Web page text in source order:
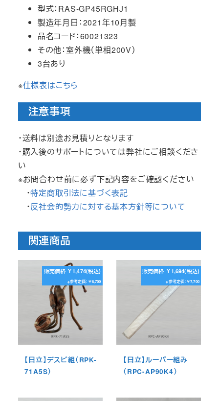
型式：RAS-GP45RGHJ1
製造年月日：2021年10月製
品名コード：60021323
その他：室外機（単相200V）
3台あり
※仕様表はこちら
注意事項
・送料は別途お見積りとなります
・購入後のサポートについては弊社にご相談くださ
い
※お問合わせ前に必ず下記内容をご確認ください
・特定商取引法に基づく表記
・反社会的勢力に対する基本方針等について
関連商品
販売価格 ￥1,474(税込)
※参考定価：￥6,700
【日立】デスビ組（RPK-
71A5S）
販売価格 ￥1,694(税込)
※参考定価：￥7,700
【日立】ルーバー組み
（RPC-AP90K4）